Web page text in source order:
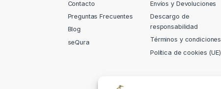
Contacto
Preguntas Frecuentes
Blog
seQura
Envíos y Devoluciones
Descargo de
responsabilidad
Términos y condiciones
Política de cookies (UE)